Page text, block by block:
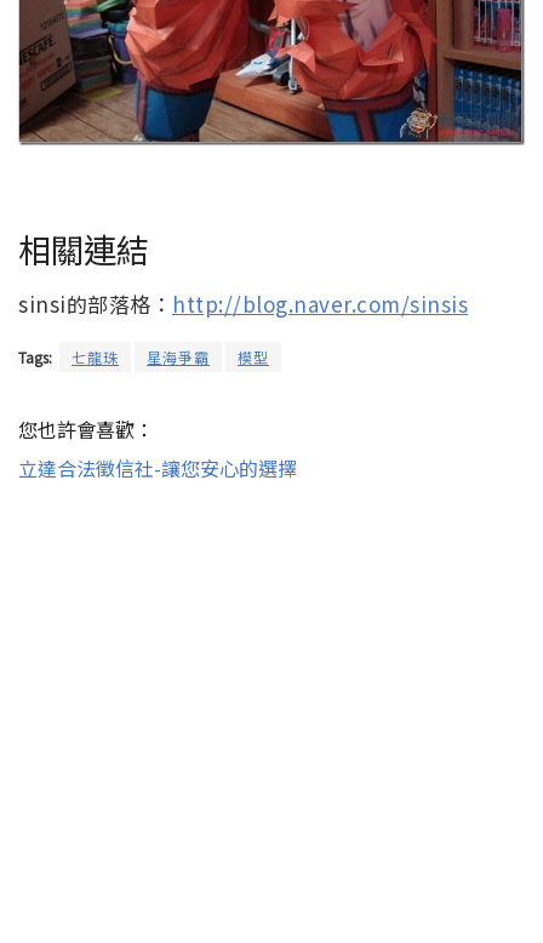
相關連結
sinsi的部落格： http://blog.naver.com/sinsis
Tags: 七龍珠 星海爭霸 模型
您也許會喜歡：
立達合法徵信社-讓您安心的選擇